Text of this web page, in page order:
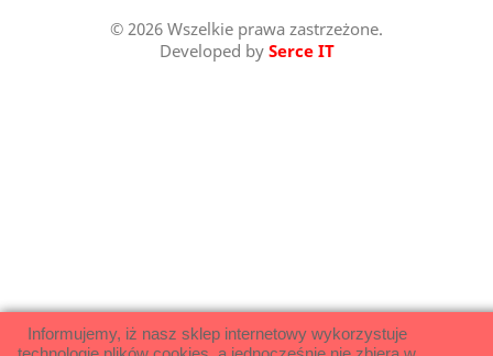
Informujemy, iż nasz sklep internetowy wykorzystuje
© 2026 Wszelkie prawa zastrzeżone.
Developed by Serce IT